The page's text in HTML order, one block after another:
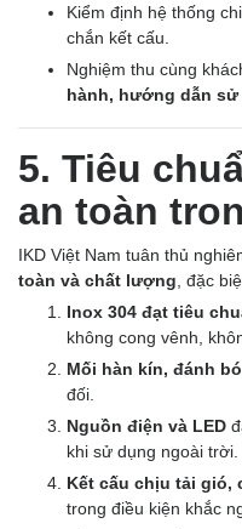
Kiểm định hệ thống
chắn kết cấu.
Nghiệm thu cùng
hành, hướng dẫn
5. Tiêu
an toàn
IKD Việt Nam tuân thủ
toàn và chất lượng , đặc
Inox 304 đạt tiêu
không cong vênh,
Mối hàn kín, đánh
đối.
Nguồn điện và LED
khi sử dụng ngoài trời.
Kết cấu chịu tải gió,
trong điều kiện khắc